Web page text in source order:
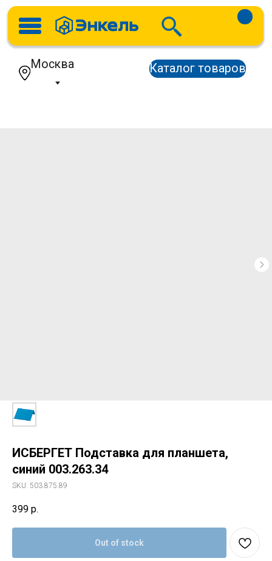
Каталог товаров
Москва
ИСБЕРГЕТ Подставка для планшета,
синий 003.263.34
SKU: 503.875.89
399 р.
Out of stock